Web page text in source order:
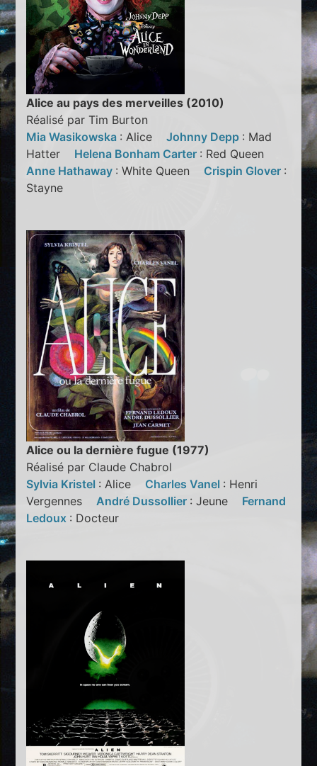
Alice au pays des merveilles (2010)
Réalisé par Tim Burton
Mia Wasikowska : AliceJohnny Depp : Mad
Hatter Helena Bonham Carter : Red Queen
Anne Hathaway : White Queen Crispin Glover :
Stayne
Alice ou la dernière fugue (1977)
Réalisé par Claude Chabrol
Sylvia Kristel : Alice Charles Vanel : Henri
VergennesAndré Dussollier : Jeune Fernand
Ledoux : Docteur